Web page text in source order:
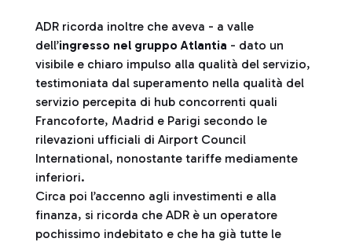
ADR ricorda inoltre che aveva - a valle
dell’ingresso nel gruppo Atlantia - dato un
visibile e chiaro impulso alla qualità del servizio,
testimoniata dal superamento nella qualità del
servizio percepita di hub concorrenti quali
Francoforte, Madrid e Parigi secondo le
rilevazioni ufficiali di Airport Council
International, nonostante tariffe mediamente
inferiori.
Circa poi l’accenno agli investimenti e alla
finanza, si ricorda che ADR è un operatore
pochissimo indebitato e che ha già tutte le